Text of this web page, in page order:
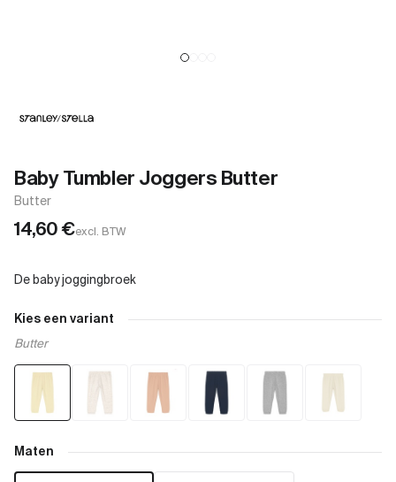
Baby Tumbler Joggers Butter
Butter
14,60€excl. BTW
Kies een variant
Butter
Maten